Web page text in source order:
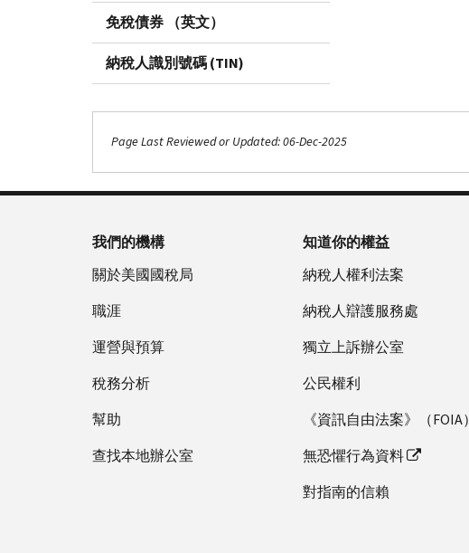
免稅債券 （英文）
納稅人識別號碼 (TIN)
Page Last Reviewed or Updated: 06-Dec-2025
我們的機構
關於美國國稅局
職涯
運營與預算
稅務分析
幫助
查找本地辦公室
知道你的權益
納稅人權利法案
納稅人辯護服務處
獨立上訴辦公室
公民權利
《資訊自由法案》（FOIA）
無恐懼行為資料
對指南的信賴